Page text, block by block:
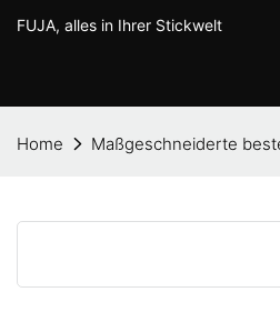
FUJA, alles in Ihrer Stickwelt
Home Maßgeschneiderte